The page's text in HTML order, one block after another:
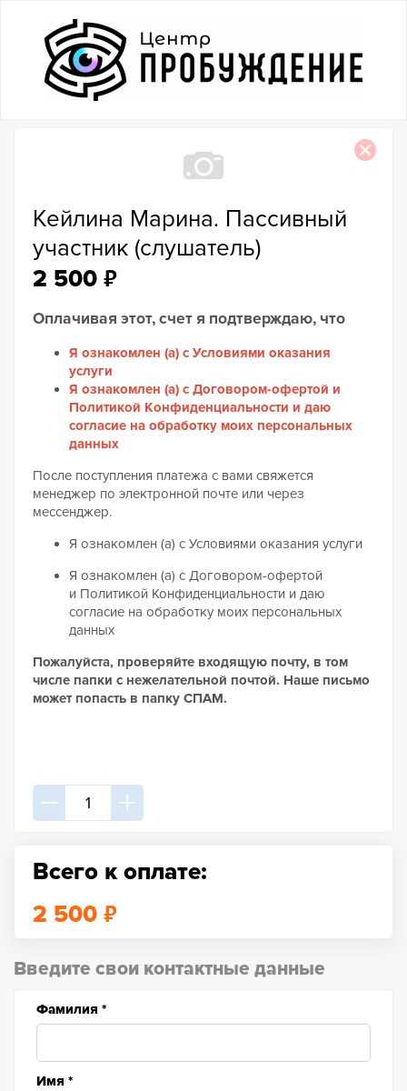
Кейлина Марина. Пассивный
участник (слушатель)
2 500 ₽
Оплачивая этот, счет я подтверждаю, что
Я ознакомлен (а) с Условиями оказания
услуги
Я ознакомлен (а) с Договором-офертой и
Политикой Конфиденциальности и даю
согласие на обработку моих персональных
данных
После поступления платежа с вами свяжется
менеджер по электронной почте или через
мессенджер.
Я ознакомлен (а) с Условиями оказания услуги
Я ознакомлен (а) с Договором-офертой
и Политикой Конфиденциальности и даю
согласие на обработку моих персональных
данных
Пожалуйста, проверяйте входящую почту, в том
числе папки с нежелательной почтой. Наше письмо
может попасть в папку СПАМ.
Всего к оплате:
2 500 ₽
Введите свои контактные данные
Фамилия *
Имя *